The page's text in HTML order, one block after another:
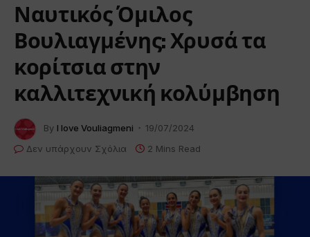
Ναυτικός Όμιλος
Βουλιαγμένης: Χρυσά τα
κορίτσια στην
καλλιτεχνική κολύμβηση
By I love Vouliagmeni
19/07/2024
Δεν υπάρχουν Σχόλια
2 Mins Read